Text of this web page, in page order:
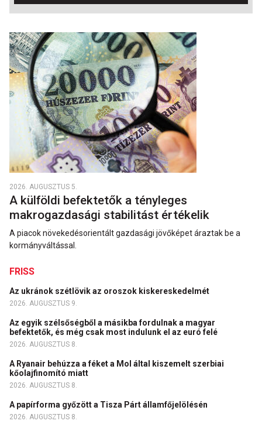
2026. AUGUSZTUS 5.
A külföldi befektetők a tényleges
makrogazdasági stabilitást értékelik
A piacok növekedésorientált gazdasági jövőképet áraztak be a
kormányváltással.
FRISS
Az ukránok szétlövik az oroszok kiskereskedelmét
2026. AUGUSZTUS 9.
Az egyik szélsőségből a másikba fordulnak a magyar
befektetők, és még csak most indulunk el az euró felé
2026. AUGUSZTUS 8.
A Ryanair behúzza a féket a Mol által kiszemelt szerbiai
kőolajfinomító miatt
2026. AUGUSZTUS 8.
A papírforma győzött a Tisza Párt államfőjelölésén
2026. AUGUSZTUS 8.